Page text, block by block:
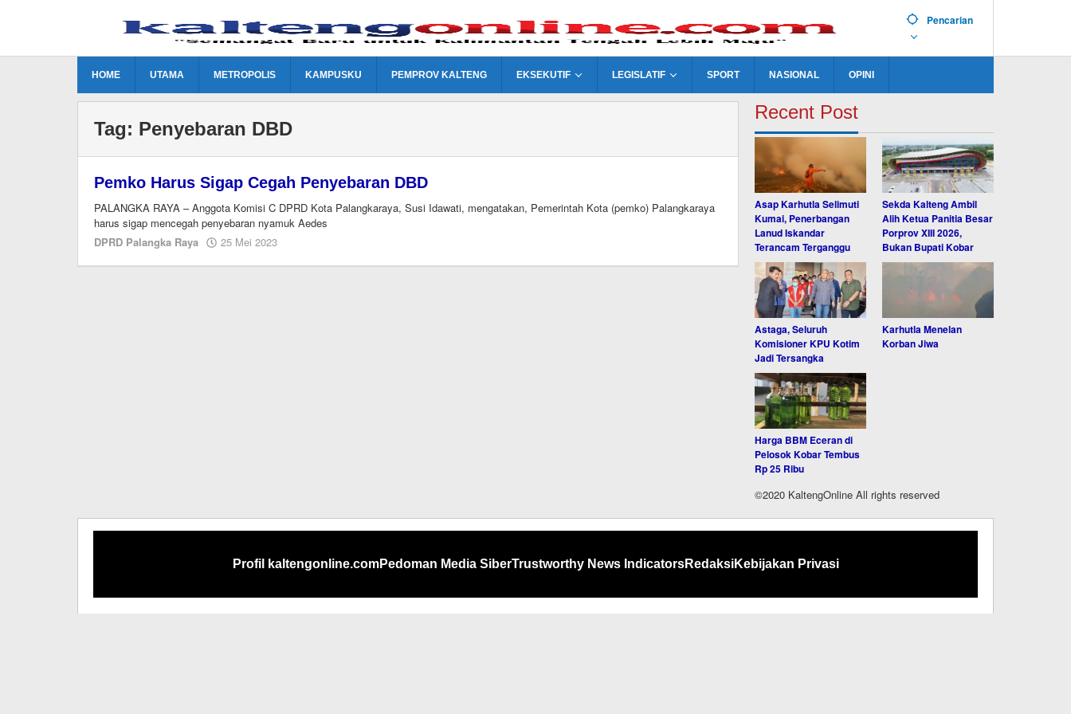
Pencarian
HOME UTAMA METROPOLIS KAMPUSKU PEMPROV KALTENG EKSEKUTIF LEGISLATIF SPORT NASIONAL OPINI
Tag: Penyebaran DBD
Pemko Harus Sigap Cegah Penyebaran DBD
PALANGKA RAYA – Anggota Komisi C DPRD Kota Palangkaraya, Susi Idawati, mengatakan, Pemerintah Kota (pemko) Palangkaraya
harus sigap mencegah penyebaran nyamuk Aedes
DPRD Palangka Raya
25 Mei 2023
Recent Post
Asap Karhutla Selimuti
Kumai, Penerbangan
Lanud Iskandar
Terancam Terganggu
Sekda Kalteng Ambil
Alih Ketua Panitia Besar
Porprov XIII 2026,
Bukan Bupati Kobar
Astaga, Seluruh
Komisioner KPU Kotim
Jadi Tersangka
Karhutla Menelan
Korban Jiwa
Harga BBM Eceran di
Pelosok Kobar Tembus
Rp 25 Ribu
©2020 KaltengOnline All rights reserved
Profil kaltengonline.comPedoman Media SiberTrustworthy News IndicatorsRedaksiKebijakan Privasi